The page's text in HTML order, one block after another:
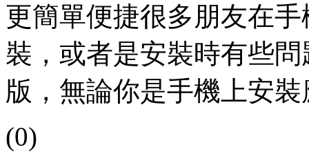
更簡單便捷很多朋友在
裝，或者是安裝時有些
版，無論你是手機上安
(0)